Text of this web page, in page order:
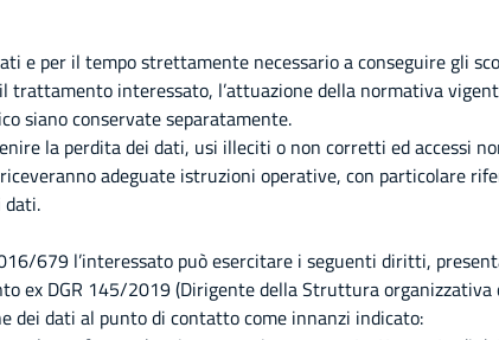
e per il tempo strettamente necessario a conseguire gli
trattamento interessato, l’attuazione della normativa
siano conservate separatamente.
la perdita dei dati, usi illeciti o non corretti ed accessi
adeguate istruzioni operative, con particolare
dati.
679 l’interessato può esercitare i seguenti diritti,
ex DGR 145/2019 (Dirigente della Struttura
dei dati al punto di contatto come innanzi indicato: